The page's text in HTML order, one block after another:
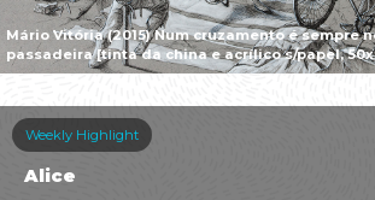
Mário Vitória (2015) Num cruzamento é sempre
passadeira [tinta da china e acrílico s/papel,
Weekly Highlight
Alice